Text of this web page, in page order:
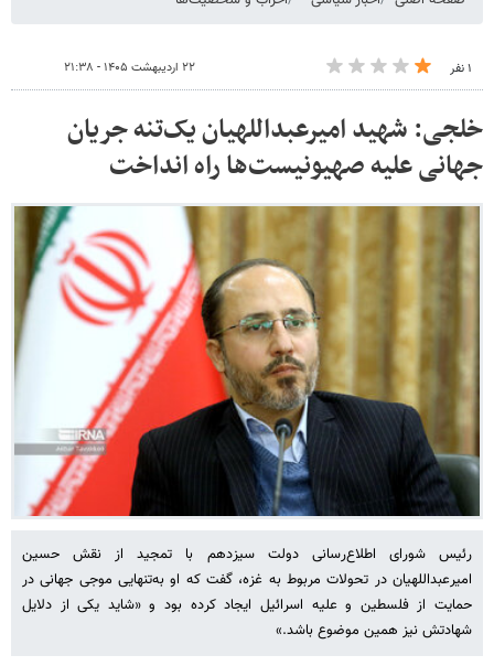
۱ نفر ۲۲ اردیبهشت ۱۴۰۵ - ۲۱:۳۸
خلجی: شهید امیرعبداللهیان یک‌تنه جریان
جهانی علیه صهیونیست‌ها راه انداخت
رئیس شورای اطلاع‌رسانی دولت سیزدهم با تمجید از نقش حسین
امیرعبداللهیان در تحولات مربوط به غزه، گفت که او به‌تنهایی موجی جهانی در
حمایت از فلسطین و علیه اسرائیل ایجاد کرده بود و «شاید یکی از دلایل
شهادتش نیز همین موضوع باشد.»